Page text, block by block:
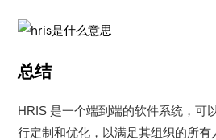
总结
HRIS 是一个端到端的软件系统，可
行定制和优化，以满足其组织的所有